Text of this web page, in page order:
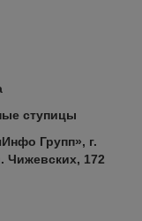
ступицы
Групп», г.
Чижевских, 172